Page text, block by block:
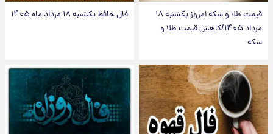
قیمت طلا و سکه امروز یکشنبه ۱۸
مرداد ۱۴۰۵/کاهش قیمت طلا و
سکه
فال حافظ یکشنبه ۱۸ مرداد ماه ۱۴۰۵